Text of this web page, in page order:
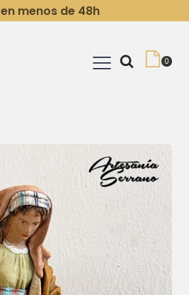
menos de 48h